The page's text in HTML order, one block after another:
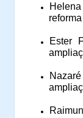
Ester